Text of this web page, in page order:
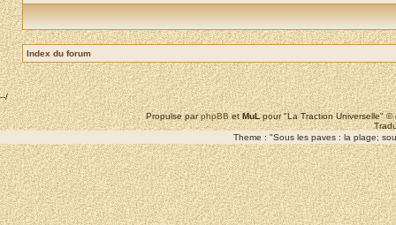
Index du forum
--/
Propulse parphpBBetMuLpour "La Traction Universelle"
Theme : "Sous les paves : la plage;